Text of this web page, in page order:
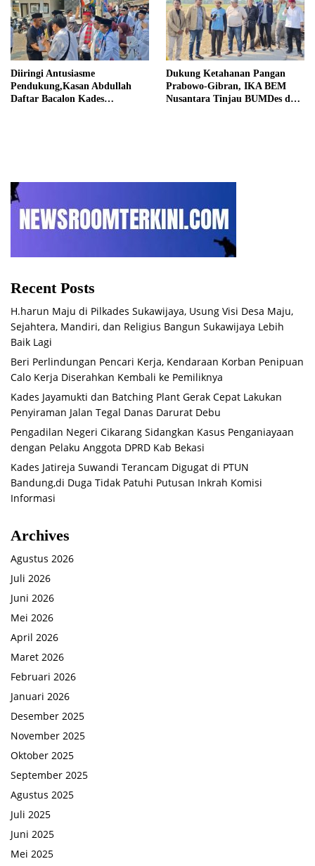
Diiringi Antusiasme
Pendukung,Kasan Abdullah
Daftar Bacalon Kades
Dukung Ketahanan Pangan
Prabowo-Gibran, IKA BEM
Nusantara Tinjau BUMDes dan
Recent Posts
H.harun Maju di Pilkades Sukawijaya, Usung Visi Desa Maju,
Sejahtera, Mandiri, dan Religius Bangun Sukawijaya Lebih
Baik Lagi
Beri Perlindungan Pencari Kerja, Kendaraan Korban Penipuan
Calo Kerja Diserahkan Kembali ke Pemiliknya
Kades Jayamukti dan Batching Plant Gerak Cepat Lakukan
Penyiraman Jalan Tegal Danas Darurat Debu
Pengadilan Negeri Cikarang Sidangkan Kasus Penganiayaan
dengan Pelaku Anggota DPRD Kab Bekasi
Kades Jatireja Suwandi Terancam Digugat di PTUN
Bandung,di Duga Tidak Patuhi Putusan Inkrah Komisi
Informasi
Archives
Agustus 2026
Juli 2026
Juni 2026
Mei 2026
April 2026
Maret 2026
Februari 2026
Januari 2026
Desember 2025
November 2025
Oktober 2025
September 2025
Agustus 2025
Juli 2025
Juni 2025
Mei 2025